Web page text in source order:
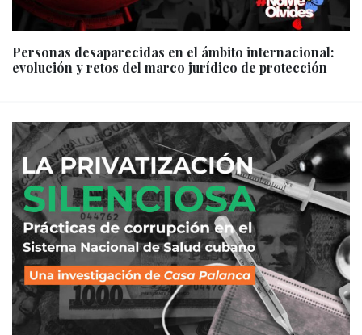
Personas desaparecidas en el ámbito internacional:
evolución y retos del marco jurídico de protección